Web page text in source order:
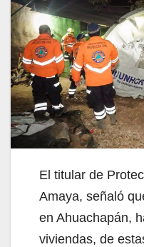
El titular de
Amaya, señaló
en Ahuachapán,
viviendas, de